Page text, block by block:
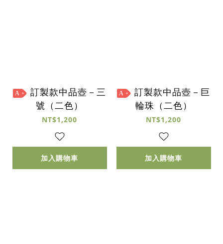
A
號（二色）
NT$1,200
加入購物車
A
輪珠（二色）
NT$1,200
加入購物車